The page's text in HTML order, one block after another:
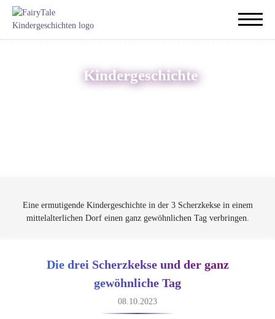
Kindergeschichte
Eine ermutigende Kindergeschichte in der 3 Scherzkekse in einem
mittelalterlichen Dorf einen ganz gewöhnlichen Tag verbringen.
Die drei Scherzkekse und der ganz
gewöhnliche Tag
08.10.2023